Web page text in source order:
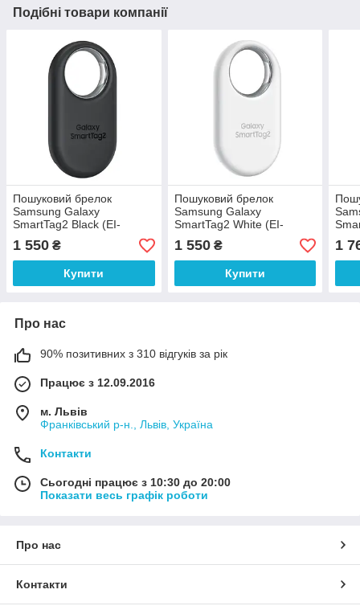
Подібні товари компанії
Пошуковий брелок
Samsung Galaxy
SmartTag2 Black (EI-
T5600BBEGEU
1 550 ₴
Купити
Пошуковий брелок
Samsung Galaxy
SmartTag2 White (EI-
1 550₴
Купити
1
Про нас
90% позитивних з 310 відгуків за рік
Працює з 12.09.2016
м. Львів
Франківський р-н., Львів, Україна
Контакти
Сьогодні працює з 10:30 до 20:00
Показати весь графік роботи
Про нас
Контакти